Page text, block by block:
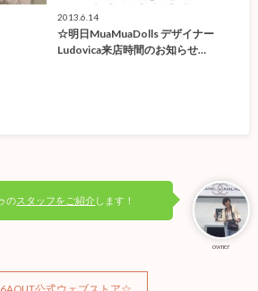
2013.6.14
☆明日MuaMuaDolls デザイナー
Ludovica来店時間のお知らせ…
owner
のスタッフをご紹介します！